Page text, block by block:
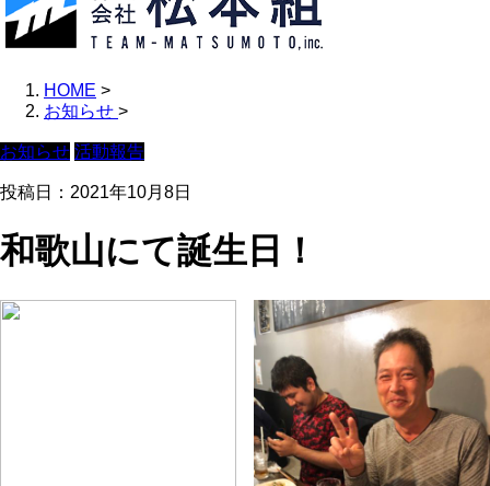
HOME >
お知らせ >
お知らせ 活動報告
投稿日： 2021年10月8日
和歌山にて誕生日！